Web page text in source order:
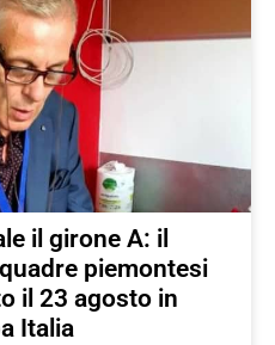
il girone A: il
piemontesi
il 23 agosto in
Italia